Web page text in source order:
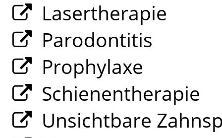
Lasertherapie
Parodontitis
Prophylaxe
Schienentherapie
Unsichtbare